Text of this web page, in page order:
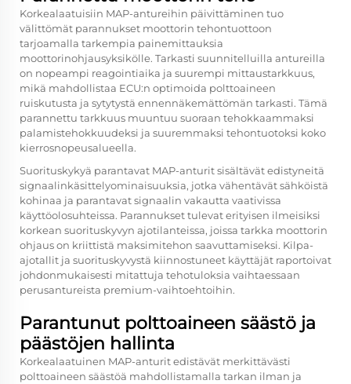
Korkealaatuisiin MAP-antureihin päivittäminen tuo
välittömät parannukset moottorin tehontuottoon
tarjoamalla tarkempia painemittauksia
moottorinohjausyksikölle. Tarkasti suunnitelluilla antureilla
on nopeampi reagointiaika ja suurempi mittaustarkkuus,
mikä mahdollistaa ECU:n optimoida polttoaineen
ruiskutusta ja sytytystä ennennäkemättömän tarkasti. Tämä
parannettu tarkkuus muuntuu suoraan tehokkaammaksi
palamistehokkuudeksi ja suuremmaksi tehontuotoksi koko
kierrosnopeusalueella.
Suorituskykyä parantavat MAP-anturit sisältävät edistyneitä
signaalinkäsittelyominaisuuksia, jotka vähentävät sähköistä
kohinaa ja parantavat signaalin vakautta vaativissa
käyttöolosuhteissa. Parannukset tulevat erityisen ilmeisiksi
korkean suorituskyvyn ajotilanteissa, joissa tarkka moottorin
ohjaus on kriittistä maksimitehon saavuttamiseksi. Kilpa-
ajotallit ja suorituskyvystä kiinnostuneet käyttäjät raportoivat
johdonmukaisesti mitattuja tehotuloksia vaihtaessaan
perusantureista premium-vaihtoehtoihin.
Parantunut polttoaineen säästö ja
päästöjen hallinta
Korkealaatuinen MAP-anturitedistävät merkittävästi
polttoaineen säästöä mahdollistamalla tarkan ilman ja